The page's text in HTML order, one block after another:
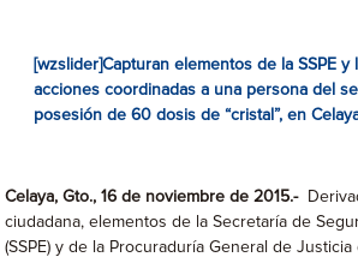
[wzslider]Capturan elementos de la SSPE y
acciones coordinadas a una persona del
posesión de 60 dosis de “cristal”, en
Celaya, Gto., 16 de noviembre de 2015.-
ciudadana, elementos de la Secretaría de
(SSPE) y de la Procuraduría General de Justicia